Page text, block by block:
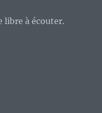
libre à écouter.